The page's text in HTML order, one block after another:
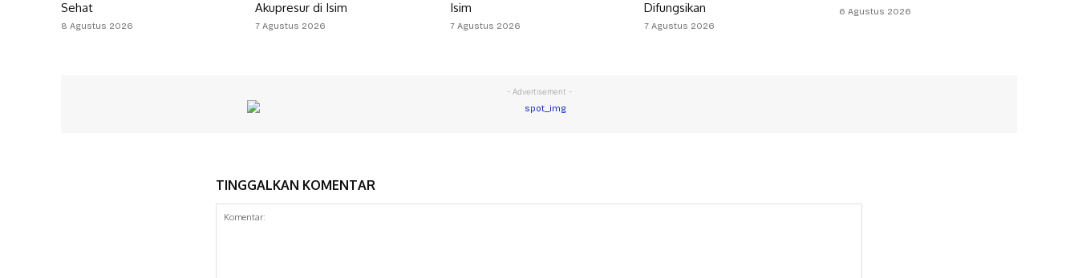
Sehat
8 Agustus 2026
Akupresur di Isim
7 Agustus 2026
Isim
7 Agustus 2026
Difungsikan
7 Agustus 2026
6 Agustus 2026
- Advertisement -
TINGGALKAN KOMENTAR